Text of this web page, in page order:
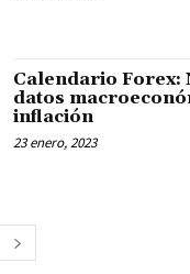
Calendario Forex:
datos
inflación
23 enero, 2023